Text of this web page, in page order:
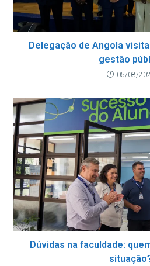
Delegação de Angola
gestão
05/08/
Dúvidas na faculdade: